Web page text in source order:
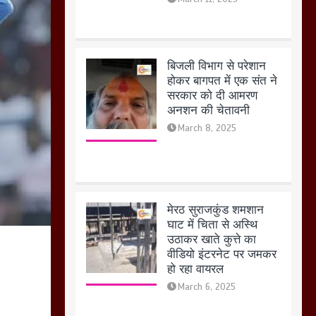
मेरठ सुराजकुंड शमशान
घाट में चिता से अस्थि
उठाकर खाते कुत्ते का
वीडियो इंटरनेट पर जमकर
हो रहा वायरल
होलिका रखने पर लात मार
कर होलिका को किया तहस
नहस,मोहल्ले वालों के साथ
की गई गाली गलोच ,कहा
अगर रखी गई होली तो होगा
खून खराबा,